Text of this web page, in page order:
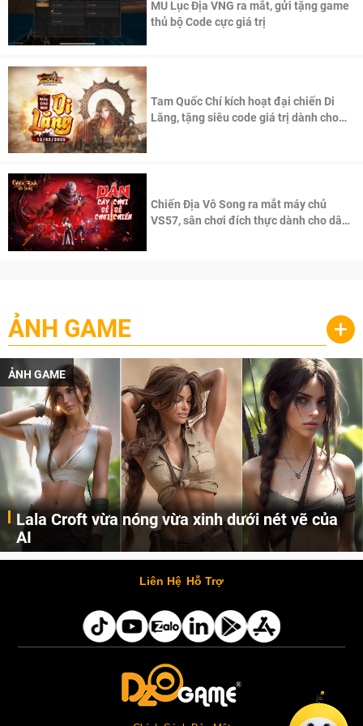
MU Lục Địa VNG ra mắt, gửi tặng game
thủ bộ Code cực giá trị
Tam Quốc Chí kích hoạt đại chiến Di
Lăng, tặng siêu code giá trị dành cho
Chiến Địa Vô Song ra mắt máy chủ
VS57, sân chơi đích thực dành cho dân
ẢNH GAME +
ẢNH GAME
Lala Croft vừa nóng vừa xinh dưới nét vẽ của
AI
Cùng đến với những hình ảnh Lala Croft của Tomb Raider dưới nét vẽ của AI. Một cô nàng xinh đẹp, nóng bỏng nhưng cũng rắn rỏi và mạnh mẽ.
Liên Hệ Hỗ Trợ